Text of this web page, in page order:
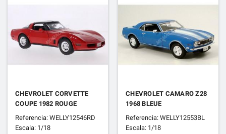
CHEVROLET CORVETTE
COUPE 1982 ROUGE
Referencia: WELLY12546RD
Escala: 1/18
CHEVROLET CAMARO Z28
1968 BLEUE
Referencia: WELLY12553BL
Escala: 1/18